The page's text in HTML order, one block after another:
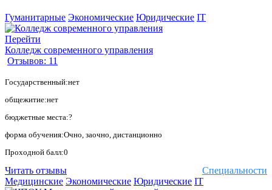
Гуманитарные Экономические Юридические IT
Перейти
Колледж современного управления
Отзывов: 11
Государственный:нет
общежитие:нет
бюджетные места:?
форма обучения:Очно, заочно, дистанционно
Проходной балл:0
Специальности
Читать отзывы
Медицинские Экономические Юридические IT